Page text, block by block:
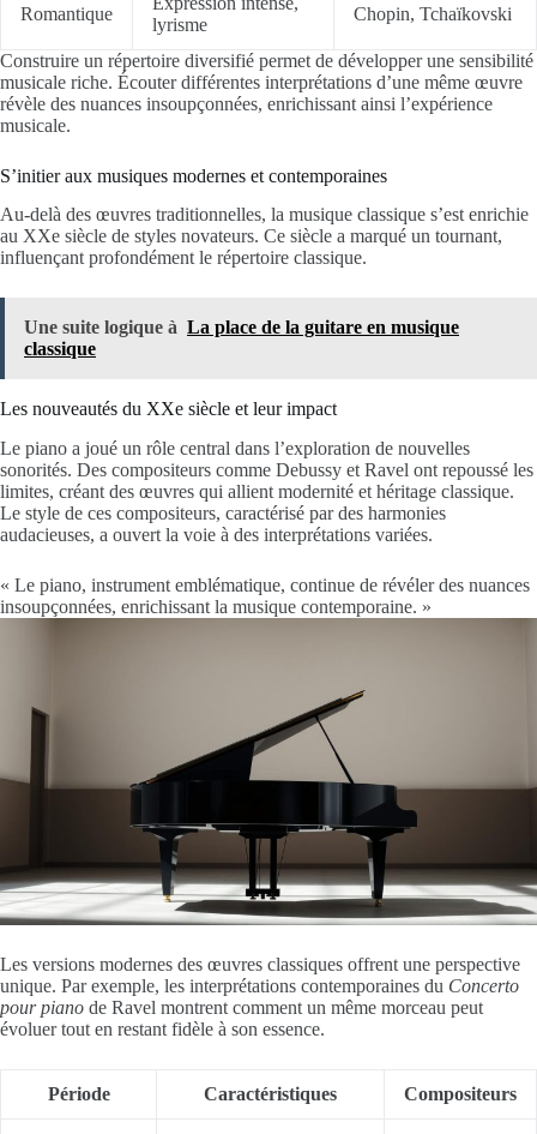
Romantique
lyrisme
Chopin, Tchaïkovski
Construire un répertoire diversifié permet de développer une sensibilité
musicale riche. Écouter différentes interprétations d’une même œuvre
révèle des nuances insoupçonnées, enrichissant ainsi l’expérience
musicale.
S’initier aux musiques modernes et contemporaines
Au-delà des œuvres traditionnelles, la musique classique s’est enrichie
au XXe siècle de styles novateurs. Ce siècle a marqué un tournant,
influençant profondément le répertoire classique.
Une suite logique à La place de la guitare en musique
classique
Les nouveautés du XXe siècle et leur impact
Le piano a joué un rôle central dans l’exploration de nouvelles
sonorités. Des compositeurs comme Debussy et Ravel ont repoussé les
limites, créant des œuvres qui allient modernité et héritage classique.
Le style de ces compositeurs, caractérisé par des harmonies
audacieuses, a ouvert la voie à des interprétations variées.
« Le piano, instrument emblématique, continue de révéler des nuances
insoupçonnées, enrichissant la musique contemporaine. »
Les versions modernes des œuvres classiques offrent une perspective
unique. Par exemple, les interprétations contemporaines du Concerto
pour piano de Ravel montrent comment un même morceau peut
évoluer tout en restant fidèle à son essence.
Période Caractéristiques Compositeurs